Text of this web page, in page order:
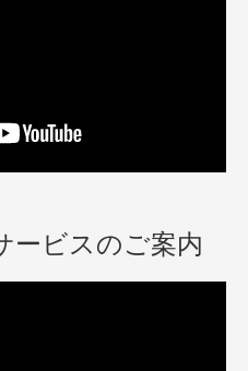
ービスのご案内